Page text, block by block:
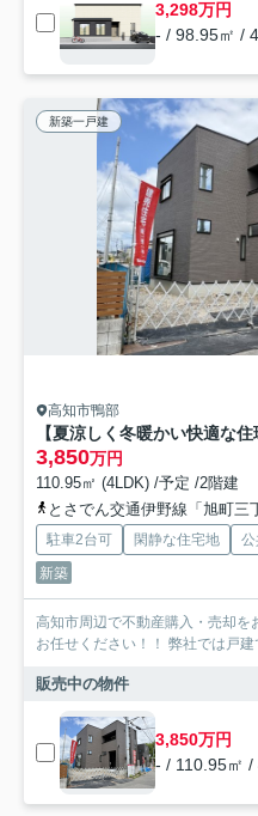
3,298万円
- / 98.95㎡ /
新築一戸建
高知市鴨部
3,850万円
110.95㎡ (4LDK) /予定 /2階建
とさでん交通伊野線「旭町三
駐車2台可 閑静な住宅地
新築
高知市周辺で不動産購入・売却を
お任せください！！ 弊社では戸
販売中の物件
3,850万円
- / 110.95㎡ /